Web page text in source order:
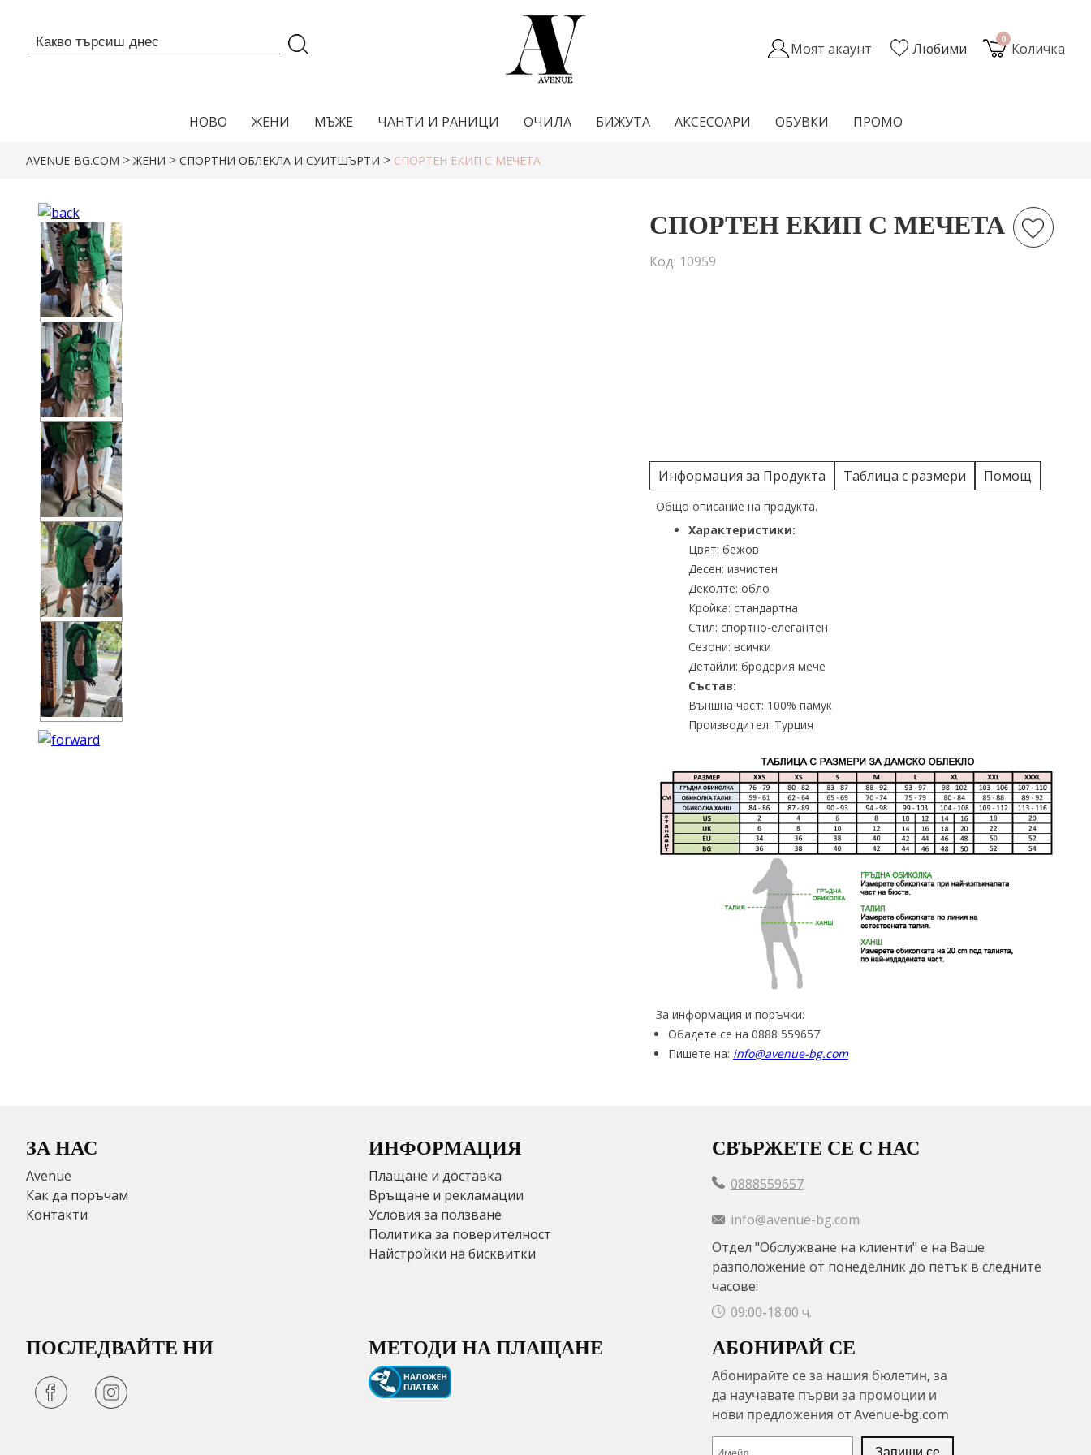
0
Количка
Любими
Моят акаунт
НОВО ЖЕНИ МЪЖЕ ЧАНТИ И РАНИЦИ ОЧИЛА БИЖУТА АКСЕСОАРИ ОБУВКИ ПРОМО
AVENUE-BG.COM >ЖЕНИ > СПОРТНИ ОБЛЕКЛА И СУИТШЪРТИ > СПОРТЕН ЕКИП С МЕЧЕТА
СПОРТЕН ЕКИП С МЕЧЕТА
Код: 10959
Информация за Продукта Таблица с размери Помощ
Общо описание на продукта.
Характеристики:
Цвят: бeжов
Десен: изчистен
Деколте: обло
Кройка: стандартна
Стил: спортно-елегантен
Сезони: всички
Детайли: бродерия мече
Състав:
Външна част: 100% памук
Производител: Турция
За информация и поръчки:
Обадете се на 0888 559657
Пишете на: info@avenue-bg.com
ЗА НАС
Avenue
Как да поръчам
Контакти
ИНФОРМАЦИЯ
Плащане и доставка
Връщане и рекламации
Условия за ползване
Политика за поверителност
Найстройки на бисквитки
СВЪРЖЕТЕ СЕ С НАС
0888559657
info@avenue-bg.com
Отдел "Обслужване на клиенти" е на Ваше
разположение от понеделник до петък в следните
часове:
09:00-18:00 ч.
ПОСЛЕДВАЙТЕ НИ МЕТОДИ НА ПЛАЩАНЕ АБОНИРАЙ СЕ